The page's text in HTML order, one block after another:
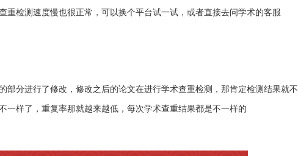
重检测速度慢也很正常，可以换个平台试一试，或者直接去问学术的客服
部分进行了修改，修改之后的论文在进行学术查重检测，那肯定检测结果就不
样了，重复率那就越来越低，每次学术查重结果都是不一样的